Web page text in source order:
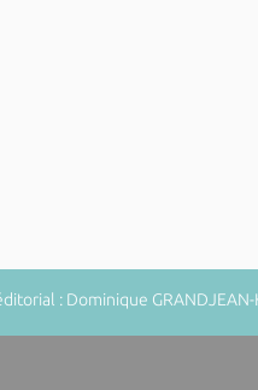
: Dominique GRANDJEAN-